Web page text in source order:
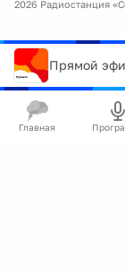
2026 Радиостанция
Прямой
Главная